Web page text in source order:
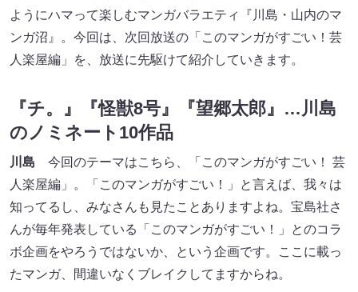
ようにハマって楽しむマンガバラエティ『川島・山内のマ
ンガ沼』。今回は、次回放送の「このマンガがすごい！芸
人楽屋編」を、放送に先駆けて紹介していきます。
『チ。』『怪獣8号』『望郷太郎』…川島
のノミネート10作品
川島 今回のテーマはこちら、「このマンガがすごい！ 芸
人楽屋編」。「このマンガがすごい！」と言えば、我々は
知ってるし、みなさんも見たことありますよね。宝島社さ
んが毎年発表している「このマンガがすごい！」とのコラ
ボ企画をやろうではないか、という企画です。ここに載っ
たマンガ、間違いなくブレイクしてますからね。